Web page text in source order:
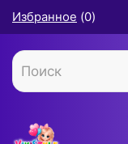
Избранное (0)